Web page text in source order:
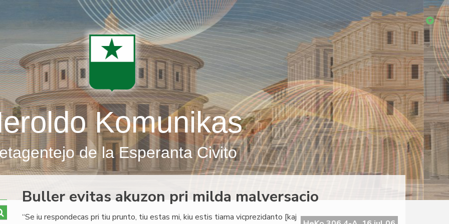
Komunikas
de la Esperanta Civito
Buller evitas akuzon pri milda malversacio
“Se iu respondecas pri tiu prunto, tiu estas mi, kiu estis tiama vicprezidanto [kaj